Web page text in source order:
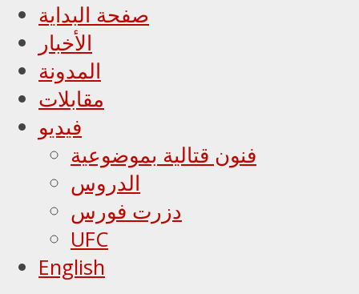
صفحة البداية
الأخبار
المدونة
مقابلات
فيديو
فنون قتالية بموضوعية
الدروس
دزرت فورس
UFC
English